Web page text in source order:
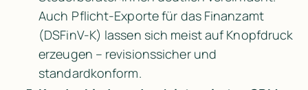
Auch Pflicht-Exporte für das Finanzamt
(DSFinV-K) lassen sich meist auf Knopfdruck
erzeugen – revisionssicher und
standardkonform.